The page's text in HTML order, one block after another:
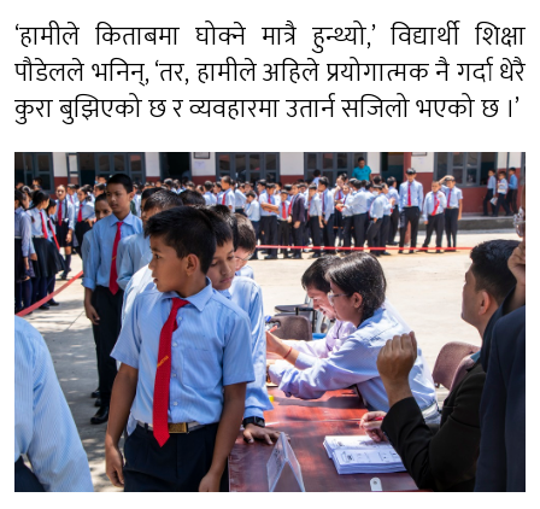
‘हामीले किताबमा घोक्ने मात्रै हुन्थ्यो,’ विद्यार्थी शिक्षा
पौडेलले भनिन्, ‘तर, हामीले अहिले प्रयोगात्मक नै गर्दा धेरै
कुरा बुझिएको छ र व्यवहारमा उतार्न सजिलो भएको छ ।’